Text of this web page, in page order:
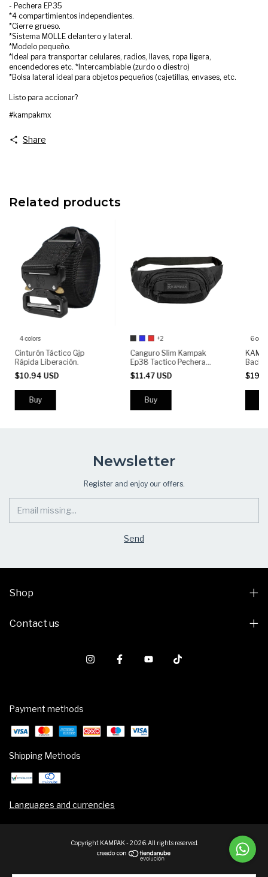
- Pechera EP35
*4 compartimientos independientes.
*Cierre grueso.
*Sistema MOLLE delantero y lateral.
*Modelo pequeño.
*Ideal para transportar celulares, radios, llaves, ropa ligera,
encendedores etc. *Intercambiable (zurdo o diestro)
*Bolsa lateral ideal para objetos pequeños (cajetillas, envases, etc.
Listo para accionar?
#kampakmx
Share
Related products
4 colors
Cinturón Táctico Gjp
Rápida Liberación.
$10.94 USD
Buy
+2
Canguro Slim Kampak
Ep38 Tactico Pechera
Multiusos Deportivo
$11.47 USD
Buy
6
EDC
Newsletter
Register and enjoy our offers.
Shop
Contact us
Payment methods
Shipping Methods
Languages and currencies
Copyright KAMPAK - 2026. All rights reserved.